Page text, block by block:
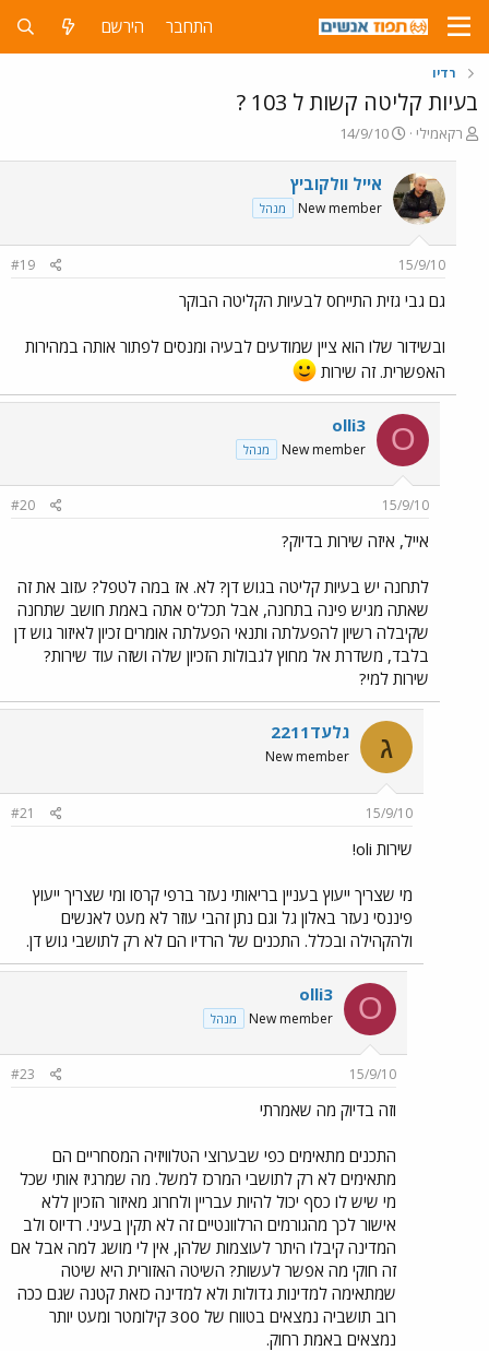
התחבר הירשם
רדיו
בעיות קליטה קשות ל 103 ?
פ
רקאמילי
פ
ם
ת
י
14/9/10
אייל וולקוביץ
New member מנהל
15/9/10
#19
גם גבי גזית התייחס לבעיות הקליטה הבוקר
ובשידור שלו הוא ציין שמודעים לבעיה ומנסים לפתור אותה במהירות
האפשרית. זה שירות
O
olli3
New member מנהל
15/9/10
#20
אייל, איזה שירות בדיוק?
לתחנה יש בעיות קליטה בגוש דן? לא. אז במה לטפל? עזוב את זה
שאתה מגיש פינה בתחנה, אבל תכל'ס אתה באמת חושב שתחנה
שקיבלה רשיון להפעלתה ותנאי הפעלתה אומרים זכיון לאיזור גוש דן
בלבד, משדרת אל מחוץ לגבולות הזכיון שלה ושזה עוד שירות?
שירות למי?
ג גלעד2211
New member
15/9/10
#21
שירות oli!
מי שצריך ייעוץ בעניין בריאותי נעזר ברפי קרסו ומי שצריך ייעוץ
פיננסי נעזר באלון גל וגם נתן זהבי עוזר לא מעט לאנשים
ולהקהילה ובכלל. התכנים של הרדיו הם לא רק לתושבי גוש דן.
O
olli3
New member מנהל
15/9/10
#23
וזה בדיוק מה שאמרתי
התכנים מתאימים כפי שבערוצי הטלוויזיה המסחריים הם
מתאימים לא רק לתושבי המרכז למשל. מה שמרגיז אותי שכל
מי שיש לו כסף יכול להיות עבריין ולחרוג מאיזור הזכיון ללא
אישור לכך מהגורמים הרלוונטיים זה לא תקין בעיני. רדיוס ולב
המדינה קיבלו היתר לעוצמות שלהן, אין לי מושג למה אבל אם
זה חוקי מה אפשר לעשות? השיטה האזורית היא שיטה
שמתאימה למדינות גדולות ולא למדינה כזאת קטנה שגם ככה
רוב תושביה נמצאים בטווח של 300 קילומטר ומעט יותר
נמצאים באמת רחוק.